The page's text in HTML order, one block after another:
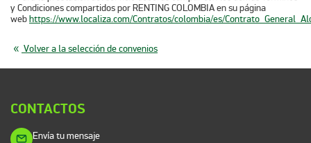
y Condiciones compartidos por RENTING COLOMBIA en su página
webhttps://www.localiza.com/Contratos/colombia/es/
Volver a la selección de convenios
CONTACTOS
Envía tu mensaje